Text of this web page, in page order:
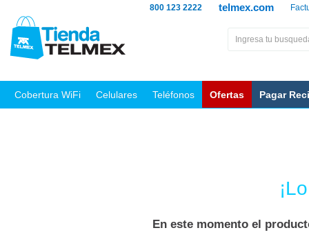
telmex.com
800 123 2222
Cobertura WiFi Celulares Teléfonos Ofertas Pagar
En este momento el